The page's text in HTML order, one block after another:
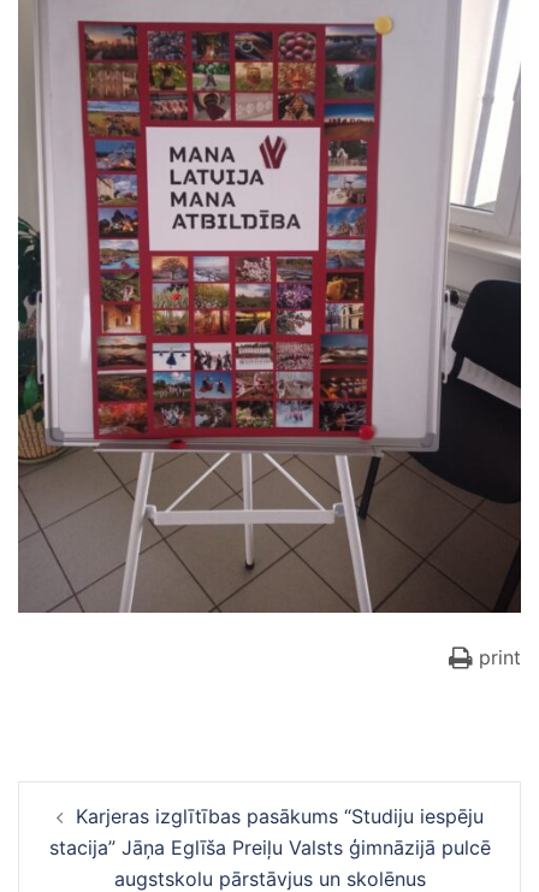
print
navigācija
Karjeras izglītības pasākums “Studiju iespēju
stacija” Jāņa Eglīša Preiļu Valsts ģimnāzijā pulcē
augstskolu pārstāvjus un skolēnus